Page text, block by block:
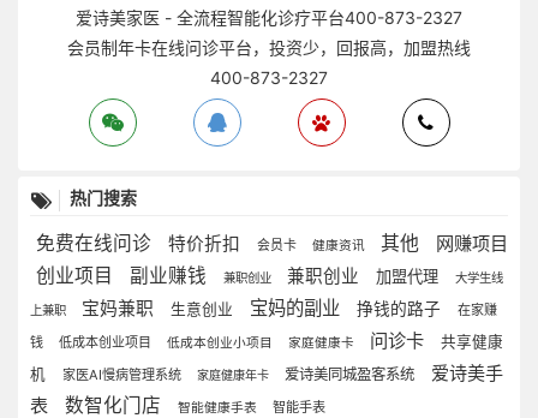
爱诗美家医 - 全流程智能化诊疗平台400-873-2327
会员制年卡在线问诊平台，投资少，回报高，加盟热线
400-873-2327
热门搜索
免费在线问诊 特价折扣 会员卡 健康资讯 其他
网赚项目
创业项目
副业赚钱 兼职创业 兼职创业 加盟代理 大学生线
上兼职 宝妈兼职 生意创业 宝妈的副业 挣钱的路子
在家赚
钱
低成本创业项目 低成本创业小项目 家庭健康卡 问诊卡
共享健康
机
家医AI慢病管理系统 家庭健康年卡 爱诗美同城盈客系统
爱诗美手
表
数智化门店 智能健康手表 智能手表